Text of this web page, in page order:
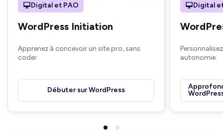
Digital et PAO
WordPress Initiation
Apprenez à concevoir un site pro, sans
coder.
Débuter sur WordPress
Digital
autonomie.